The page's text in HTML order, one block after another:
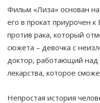
Фильм «Лиза» основан
его в прокат приурочен
против рака, который
сюжета – девочка с
доктор, работающий над
лекарства, которое
Непростая история